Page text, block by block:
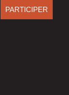
PARTICIPER